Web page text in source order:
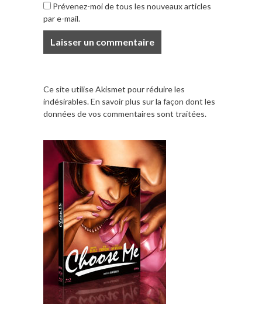
Prévenez-moi de tous les nouveaux articles
par e-mail.
Ce site utilise Akismet pour réduire les
indésirables.En savoir plus sur la façon dont les
données de vos commentaires sont traitées.